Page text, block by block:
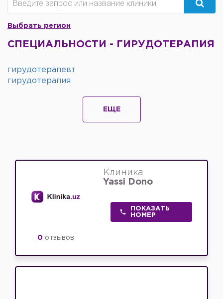
Выбрать регион
СПЕЦИАЛЬНОСТИ - ГИРУДОТЕРАПИЯ
гирудотерапевт
гирудотерапия
ЕЩЕ
0 отзывов
Клиника
Yassi Dono
ПОКАЗАТЬ
НОМЕР